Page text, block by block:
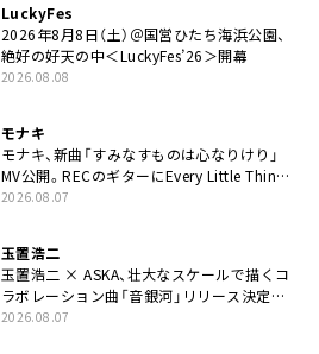
LuckyFes
2026年8月8日（土）＠国営ひたち海浜公園、
絶好の好天の中＜LuckyFes’26＞開幕
2026.08.08
モナキ
モナキ、新曲「すみなすものは心なりけり」
MV公開。RECのギターにEvery Little Thing・
伊藤一朗参加も
2026.08.07
玉置浩二
玉置浩二 × ASKA、壮大なスケールで描くコ
ラボレーション曲「音銀河」リリース決定。
カップリングには新曲「命の宿り」収録も
2026.08.07